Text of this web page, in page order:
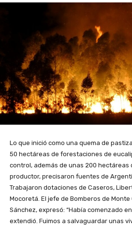
Lo que inició como una quema de
50 hectáreas de forestaciones de
control, además de unas 200 hectáreas
productor, precisaron fuentes de
Trabajaron dotaciones de Caseros,
Mocoretá. El jefe de Bomberos de Monte
Sánchez, expresó: “Había comenzado
extendió. Fuimos a salvaguardar unas